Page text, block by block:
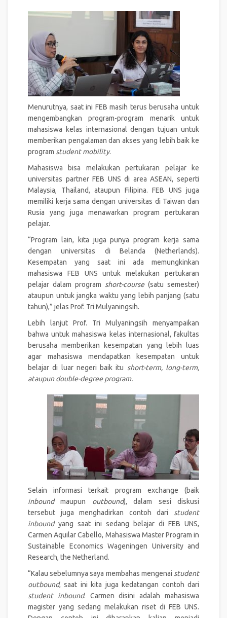
Menurutnya, saat ini FEB masih terus berusaha untuk
mengembangkan program-program menarik untuk
mahasiswa kelas internasional dengan tujuan untuk
memberikan pengalaman dan akses yang lebih baik ke
program student mobility.
Mahasiswa bisa melakukan pertukaran pelajar ke
universitas partner FEB UNS di area ASEAN, seperti
Malaysia, Thailand, ataupun Filipina. FEB UNS juga
memiliki kerja sama dengan universitas di Taiwan dan
Rusia yang juga menawarkan program pertukaran
pelajar.
“Program lain, kita juga punya program kerja sama
dengan universitas di Belanda (Netherlands).
Kesempatan yang saat ini ada memungkinkan
mahasiswa FEB UNS untuk melakukan pertukaran
pelajar dalam program short-course(satu semester)
ataupun untuk jangka waktu yang lebih panjang (satu
tahun),” jelas Prof. Tri Mulyaningsih.
Lebih lanjut Prof. Tri Mulyaningsih menyampaikan
bahwa untuk mahasiswa kelas internasional, fakultas
berusaha memberikan kesempatan yang lebih luas
agar mahasiswa mendapatkan kesempatan untuk
belajar di luar negeri baik itu short-term, long-term,
ataupun double-degree program.
Selain informasi terkait program exchange (baik
inboundmaupun outbound), dalam sesi diskusi
tersebut juga menghadirkan contoh dari student
inboundyang saat ini sedang belajar di FEB UNS,
Carmen Aquilar Cabello, Mahasiswa Master Program in
Sustainable Economics Wageningen University and
Research, the Netherland.
“Kalau sebelumnya saya membahas mengenai student
outbound, saat ini kita juga kedatangan contoh dari
student inbound. Carmen disini adalah mahasiswa
magister yang sedang melakukan riset di FEB UNS.